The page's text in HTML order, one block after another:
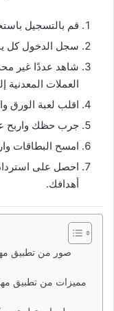
قم بالتسجيل
سجل الدخول كل
شاهد عددًا غير
العملات
اقلب لعبة الورق
جرب حظك واربح
امسح البطاقات
احصل على
أهدافك.
صور من تطبيق
مميزات من تطبيق